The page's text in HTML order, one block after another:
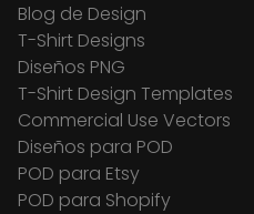
Blog de Design
T-Shirt Designs
Diseños PNG
T-Shirt Design Templates
Commercial Use Vectors
Diseños para POD
POD para Etsy
POD para Shopify